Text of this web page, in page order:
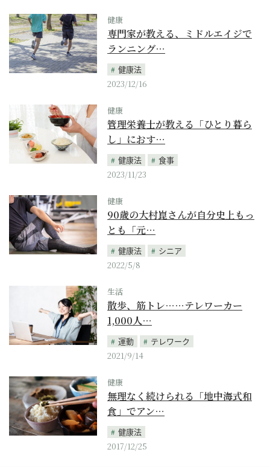
健康
専門家が教える、ミドルエイジで
ランニング…
健康法
2023/12/16
健康
管理栄養士が教える「ひとり暮ら
し」におす…
健康法
食事
2023/11/23
健康
90歳の大村崑さんが自分史上もっ
とも「元…
健康法
シニア
2022/5/8
生活
散歩、筋トレ……テレワーカー
1,000人…
運動
テレワーク
2021/9/14
健康
無理なく続けられる「地中海式和
食」でアン…
健康法
2017/12/25